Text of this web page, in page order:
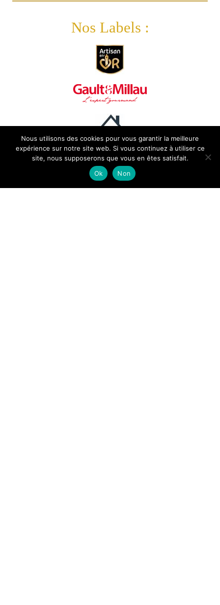
Nos Labels :
Nous utilisons des cookies pour vous garantir la meilleure
expérience sur notre site web. Si vous continuez à utiliser ce
site, nous supposerons que vous en êtes satisfait.
Ok
Non